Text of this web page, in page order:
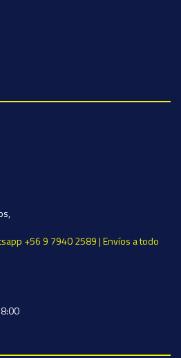
+56 9 7940 2589 | Envíos a todo